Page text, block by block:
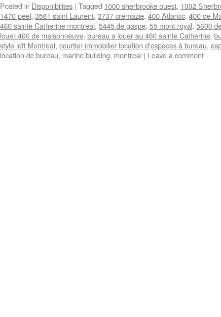
Posted in Disponibilites | Tagged 1000 sherbrooke ouest, 1002
1470 peel, 3581 saint Laurent, 3737 cremazie, 400 Atlantic, 400 de
460 sainte Catherine montreal, 5445 de gaspe, 55 mont royal, 5600
louer 400 de maisonneuve, bureau a louer au 460 sainte Catherine,
style loft Montreal, courtier immobilier location d'espaces à bureau,
location de bureau, marine building, montreal | Leave a comment